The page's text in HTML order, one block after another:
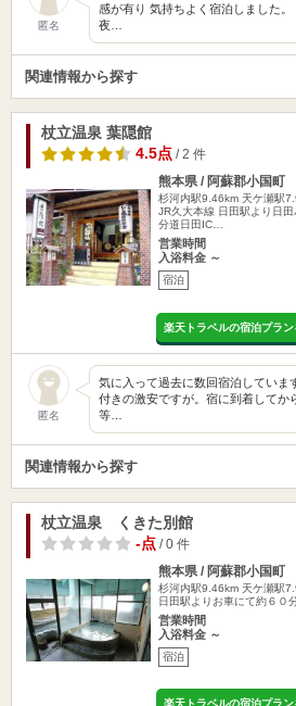
匿名
感が有り 気持ちよく宿泊しました
夜…
関連情報から探す
杖立温泉 葉隠館
4.5点/ 2 件
熊本県 / 阿蘇郡小国町
杉河内駅9.46km 天ケ瀬駅
JR久大本線 日田駅より日
分道日田IC…
営業時間
入浴料金 ～
宿泊
楽天トラベルの宿泊プラン
匿名
気に入って過去に数回宿泊していま
付きの激安ですが。宿に到着してか
等…
関連情報から探す
杖立温泉 くきた別館
-点/ 0 件
熊本県 / 阿蘇郡小国町
杉河内駅9.46km 天ケ瀬駅
日田駅よりお車にて約６０
営業時間
入浴料金 ～
宿泊
楽天トラベルの宿泊プラン